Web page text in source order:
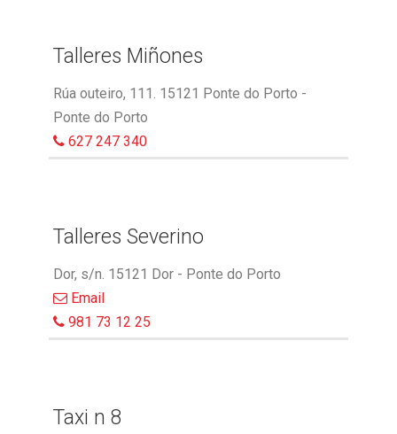
Talleres Miñones
Rúa outeiro, 111. 15121 Ponte do Porto -
Ponte do Porto
627 247 340
Talleres Severino
Dor, s/n. 15121 Dor - Ponte do Porto
Email
981 73 12 25
Taxi n 8